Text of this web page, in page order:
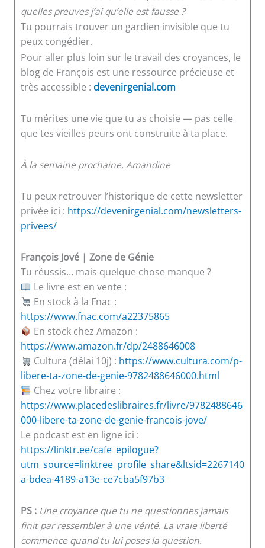
quelles preuves j’ai qu’elle est fausse ?
Tu pourrais trouver un gardien invisible que tu
peux congédier.
Pour aller plus loin sur le travail des croyances, le
blog de François est une ressource précieuse et
très accessible : devenirgenial.com
Tu mérites une vie que tu as choisie — pas celle
que tes vieilles peurs ont construite à ta place.
À la semaine prochaine, Amandine
Tu peux retrouver l’historique de cette newsletter
privée ici : https://devenirgenial.com/newsletters-
privees/
François Jové | Zone de Génie
Tu réussis… mais quelque chose manque ?
Le livre est en vente :
En stock à la Fnac :
https://www.fnac.com/a22375865
En stock chez Amazon :
https://www.amazon.fr/dp/2488646008
Cultura (délai 10j) : https://www.cultura.com/p-
libere-ta-zone-de-genie-9782488646000.html
Chez votre libraire :
https://www.placedeslibraires.fr/livre/9782488646
000-libere-ta-zone-de-genie-francois-jove/
Le podcast est en ligne ici :
https://linktr.ee/cafe_epilogue?
utm_source=linktree_profile_share&ltsid=2267140
a-bdea-4189-a13e-ce7cba5f97b3
PS : Une croyance que tu ne questionnes jamais
finit par ressembler à une vérité. La vraie liberté
commence quand tu lui poses la question.